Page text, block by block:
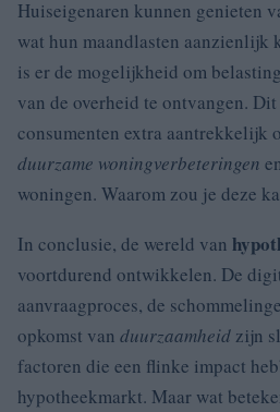
Huiseigenaren kunnen genieten
wat hun maandlasten aanzienlijk
is er de mogelijkheid om
van de overheid te ontvangen.
consumenten extra aantrekkelijk
duurzame woningverbeteringen
woningen. Waarom zou je deze
In conclusie, de wereld van
voortdurend ontwikkelen. De
aanvraagproces, de
opkomst van duurzaamheid zijn
factoren die een flinke impact
hypotheekmarkt. Maar wat